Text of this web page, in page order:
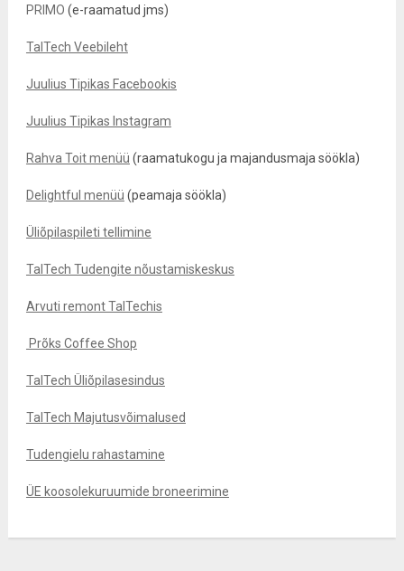
PRIMO (e-raamatud jms)
TalTech Veebileht
Juulius Tipikas Facebookis
Juulius Tipikas Instagram
Rahva Toit menüü (raamatukogu ja majandusmaja söökla)
Delightful menüü (peamaja söökla)
Üliõpilaspileti tellimine
TalTech Tudengite nõustamiskeskus
Arvuti remont TalTechis
Prõks Coffee Shop
TalTech Üliõpilasesindus
TalTech Majutusvõimalused
Tudengielu rahastamine
ÜE koosolekuruumide broneerimine